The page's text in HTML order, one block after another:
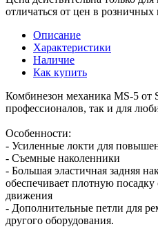
отличаться от цен в розничных
Описание
Характеристики
Наличие
Как купить
Комбинезон механика MS-5 от
профессионалов, так и для
Особенности:
- Усиленные локти для
- Съемные наколенники
- Большая эластичная задняя
обеспечивает плотную
движения
- Дополнительные петли для
другого оборудования.